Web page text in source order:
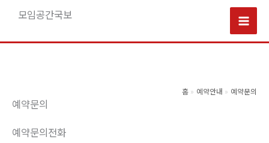
츠
모임공간국보
Main
홈 예약안내 예약문의
예약문의
예약문의전화